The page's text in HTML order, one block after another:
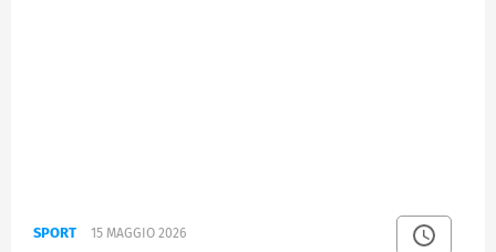
SPORT 15 MAGGIO 2026